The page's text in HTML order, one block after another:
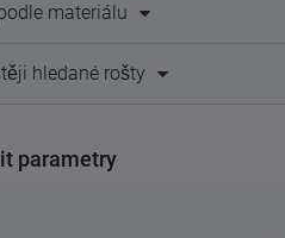
materiálu
hledané rošty
parametry